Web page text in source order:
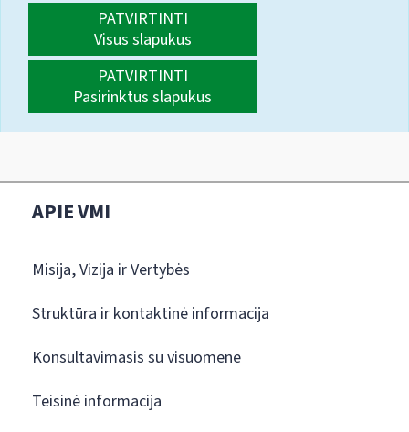
PATVIRTINTI
Visus slapukus
PATVIRTINTI
Pasirinktus slapukus
APIE VMI
Misija, Vizija ir Vertybės
Struktūra ir kontaktinė informacija
Konsultavimasis su visuomene
Teisinė informacija